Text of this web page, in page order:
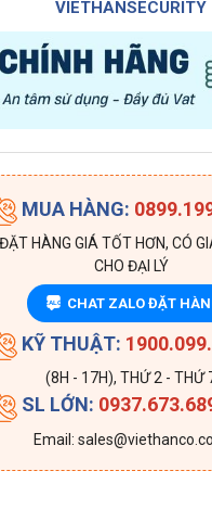
VIETHANSECURITY
MUA HÀNG:
ĐẶT HÀNG GIÁ TỐT HƠN, CÓ
CHO ĐẠI LÝ
ZALO CHAT ZALO ĐẶT
KỸ THUẬT:
(8H - 17H), THỨ 2 - THỨ
SL LỚN:
Email: